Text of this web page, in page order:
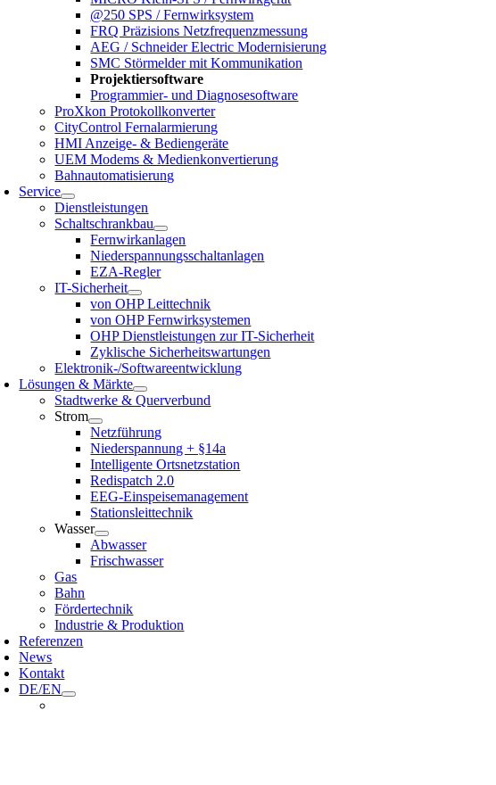
@250 SPS / Fernwirksystem
FRQ Präzisions Netzfrequenzmessung
AEG / Schneider Electric Modernisierung
SMC Störmelder mit Kommunikation
Projektiersoftware
Programmier- und Diagnosesoftware
ProXkon Protokollkonverter
CityControl Fernalarmierung
HMI Anzeige- & Bediengeräte
UEM Modems & Medienkonvertierung
Bahnautomatisierung
Service
Dienstleistungen
Schaltschrankbau
Fernwirkanlagen
Niederspannungsschaltanlagen
EZA-Regler
IT-Sicherheit
von OHP Leittechnik
von OHP Fernwirksystemen
OHP Dienstleistungen zur IT-Sicherheit
Zyklische Sicherheitswartungen
Elektronik-/Softwareentwicklung
Lösungen & Märkte
Stadtwerke & Querverbund
Strom
Netzführung
Niederspannung + §14a
Intelligente Ortsnetzstation
Redispatch 2.0
EEG-Einspeisemanagement
Stationsleittechnik
Wasser
Abwasser
Frischwasser
Gas
Bahn
Fördertechnik
Industrie & Produktion
Referenzen
News
Kontakt
DE/EN